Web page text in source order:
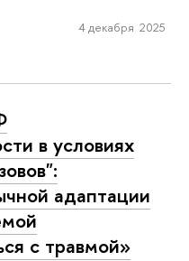
4 декабря 2025
в условиях
адаптации
с травмой»